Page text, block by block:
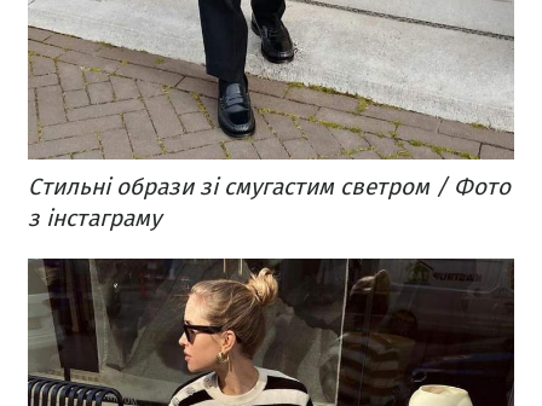
Стильні образи зі смугастим светром / Фото
з інстаграму